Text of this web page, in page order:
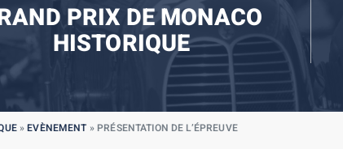
PRIX DE MONACO
HISTORIQUE
»EVÈNEMENT » PRÉSENTATION DE L’ÉPREUVE